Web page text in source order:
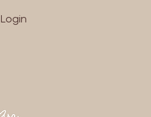
Login